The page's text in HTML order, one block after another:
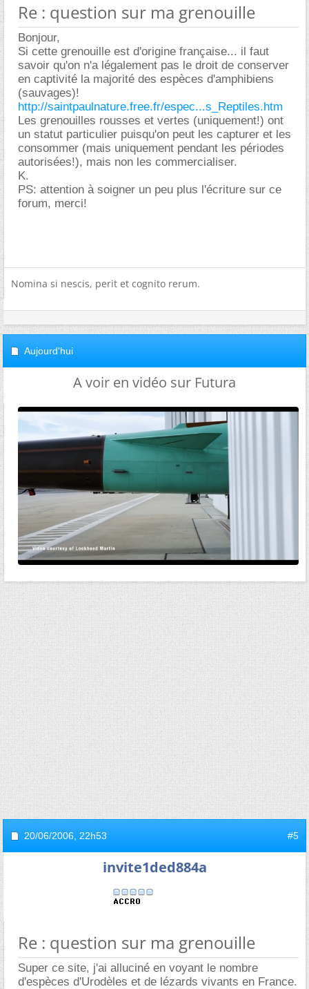
Re : question sur ma grenouille
Bonjour,
Si cette grenouille est d'origine française... il faut
savoir qu'on n'a légalement pas le droit de conserver
en captivité la majorité des espèces d'amphibiens
(sauvages)!
http://saintpaulnature.free.fr/espec...s_Reptiles.htm
Les grenouilles rousses et vertes (uniquement!) ont
un statut particulier puisqu'on peut les capturer et les
consommer (mais uniquement pendant les périodes
autorisées!), mais non les commercialiser.
K.
PS: attention à soigner un peu plus l'écriture sur ce
forum, merci!
Nomina si nescis, perit et cognito rerum.
Aujourd'hui
A voir en vidéo sur Futura
20/06/2006, 22h53 #5
invite1ded884a
Re : question sur ma grenouille
Super ce site, j'ai alluciné en voyant le nombre
d'espèces d'Urodèles et de lézards vivants en France.